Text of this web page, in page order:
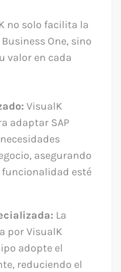
no solo facilita la
One, sino
valor en cada
VisualK
adaptar SAP
asegurando
esté
La
por VisualK
adopte el
reduciendo el